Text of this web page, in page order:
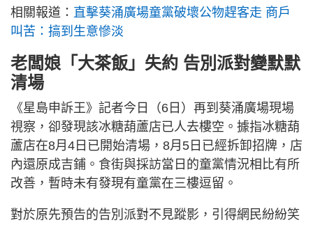
相關報道： 直擊葵涌廣場童黨破壞公物趕客走 商戶
叫苦：搞到生意慘淡
老闆娘「大茶飯」失約 告別派對變默默
清場
《星島申訴王》記者今日（6日）再到葵涌廣場現場
視察，卻發現該冰糖葫蘆店已人去樓空。據指冰糖葫
蘆店在8月4日已開始清場，8月5日已經拆卸招牌，店
內還原成吉鋪。食街與採訪當日的童黨情況相比有所
改善，暫時未有發現有童黨在三樓逗留。
對於原先預告的告別派對不見蹤影，引得網民紛紛笑